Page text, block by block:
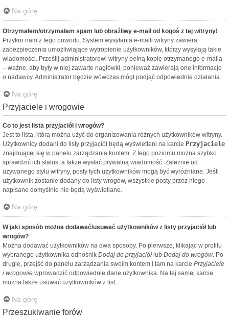
Na górę
Otrzymałem/otrzymałam spam lub obraźliwy e-mail od kogoś z tej witryny!
Przykro nam z tego powodu. System wysyłania e-maili witryny zawiera
zabezpieczenia umożliwiające wytropienie użytkowników, którzy wysyłają takie
wiadomości. Prześlij administratorowi witryny pełną kopię otrzymanego e-maila
– ważne, aby były w niej zawarte nagłówki, ponieważ zawierają one informacje
o nadawcy. Administrator będzie wówczas mógł podjąć odpowiednie działania.
Na górę
Przyjaciele i wrogowie
Co to jest lista przyjaciół i wrogów?
Jest to lista, którą można użyć do organizowania różnych użytkowników witryny.
Użytkownicy dodani do listy przyjaciół będą wyświetleni na karcie Przyjaciele
znajdującej się w panelu zarządzania kontem. Z tego poziomu można szybko
sprawdzić ich status, a także wysłać prywatną wiadomość. Zależnie od
używanego stylu witryny, posty tych użytkowników mogą być wyróżniane. Jeśli
użytkownik zostanie dodany do listy wrogów, wszystkie posty przez niego
napisane domyślnie nie będą wyświetlane.
Na górę
W jaki sposób można dodawać/usuwać użytkowników z listy przyjaciół lub
wrogów?
Można dodawać użytkowników na dwa sposoby. Po pierwsze, klikając w profilu
wybranego użytkownika odnośnik Dodaj do przyjaciół lub Dodaj do wrogów. Po
drugie, przejść do panelu zarządzania swoim kontem i tam na karcie Przyjaciele
i wrogowie wprowadzić odpowiednie dane użytkownika. Na tej samej karcie
można także usuwać użytkowników z list.
Na górę
Przeszukiwanie forów